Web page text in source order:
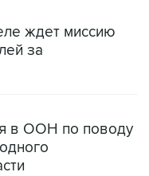
ждет миссию
за
в ООН по поводу